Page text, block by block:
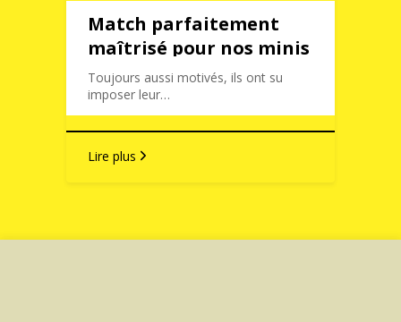
Match parfaitement
maîtrisé pour nos minis
Jaunes & Noirs 💪 (U11)
Toujours aussi motivés, ils ont su
imposer leur…
Lire plus